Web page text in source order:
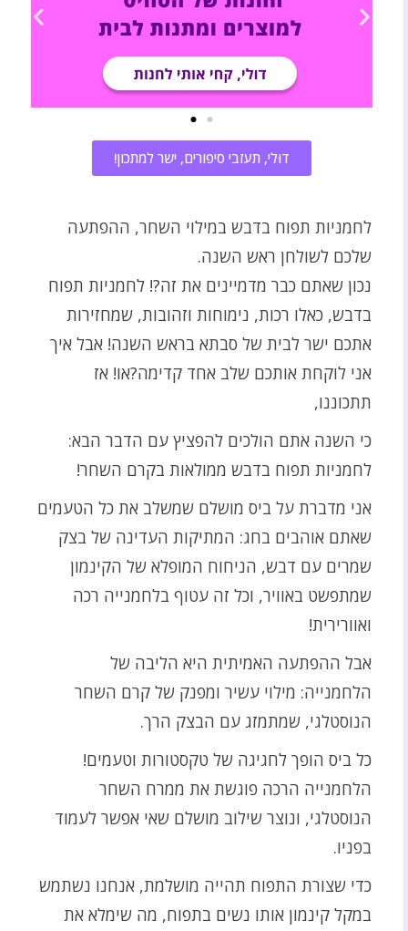
דוּלי, תעזבי סיפורים, ישר למתכון!
לחמניות תפוח בדבש במילוי השחר, ההפתעה
שלכם לשולחן ראש השנה.
נכון שאתם כבר מדמיינים את זה?! לחמניות תפוח
בדבש, כאלו רכות, נימוחות וזהובות, שמחזירות
אתכם ישר לבית של סבתא בראש השנה! אבל איך
אני לוקחת אותכם שלב אחד קדימה?או! אז
תתכוננו,
כי השנה אתם הולכים להפציץ עם הדבר הבא:
לחמניות תפוח בדבש ממולאות בקרם השחר!
אני מדברת על ביס מושלם שמשלב את כל הטעמים
שאתם אוהבים בחג: המתיקות העדינה של בצק
שמרים עם דבש, הניחוח המופלא של הקינמון
שמתפשט באוויר, וכל זה עטוף בלחמנייה רכה
ואוורירית!
אבל ההפתעה האמיתית היא הליבה של
הלחמנייה: מילוי עשיר ומפנק של קרם השחר
הנוסטלגי, שמתמזג עם הבצק הרך.
כל ביס הופך לחגיגה של טקסטורות וטעמים!
הלחמנייה הרכה פוגשת את ממרח השחר
הנוסטלגי, ונוצר שילוב מושלם שאי אפשר לעמוד
בפניו.
כדי שצורת התפוח תהייה מושלמת, אנחנו נשתמש
במקל קינמון אותו נשים בתפוח, מה שימלא את